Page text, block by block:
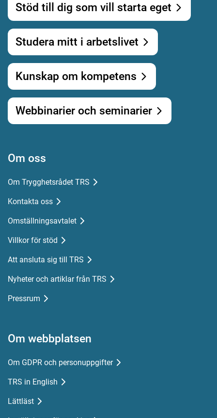
Stöd till dig som vill starta eget
Studera mitt i arbetslivet
Kunskap om kompetens
Webbinarier och seminarier
Om oss
Om Trygghetsrådet TRS
Kontakta oss
Omställningsavtalet
Villkor för stöd
Att ansluta sig till TRS
Nyheter och artiklar från TRS
Pressrum
Om webbplatsen
Om GDPR och personuppgifter
TRS in English
Lättläst